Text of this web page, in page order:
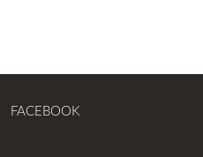
FACEBOOK